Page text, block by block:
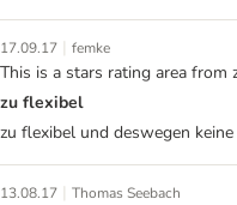
17.09.17 | femke
This is a stars rating area from
zu flexibel
zu flexibel und deswegen
13.08.17 | Thomas Seebach